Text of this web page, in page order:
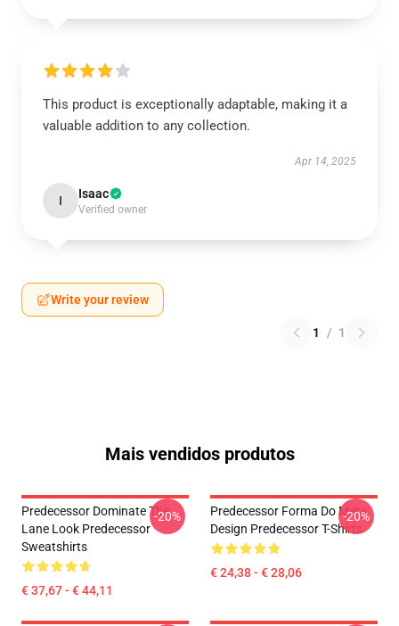
This product is exceptionally adaptable, making it a
valuable addition to any collection.
Apr 14, 2025
I Isaac
Verified owner
Write your review
1 / 1
Mais vendidos produtos
Predecessor Dominate The
Lane Look Predecessor
Sweatshirts
€ 37,67 - € 44,11
-20%
Predecessor Forma Do Meta
Design Predecessor T-Shirts
€ 24,38 - € 28,06
-20%